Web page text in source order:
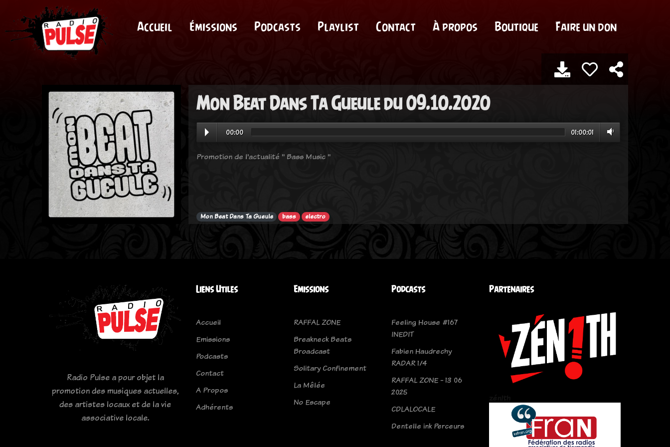
Accueil Émissions Podcasts Playlist Contact À propos Boutique Faire un don
Mon Beat Dans Ta Gueule du 09.10.2020
00:00 01:00:01
Promotion de l'actualité " Bass Music "
Mon Beat Dans Ta Gueule bass electro
Radio Pulse a pour objet la
promotion des musiques actuelles,
des artistes locaux et de la vie
associative locale.
Liens Utiles
Accueil
Emissions
Podcasts
Contact
A Propos
Adhérents
Emissions
RAFFAL ZONE
Breakneck Beats
Broadcast
Solitary Confinement
La Mêlée
No Escape
Podcasts
Feeling House #167
INEDIT
Fabien Haudrechy
RADAR 1/4
RAFFAL ZONE - 13 06
2025
CDLALOCALE
Dentelle ink Perceurs
Partenaires